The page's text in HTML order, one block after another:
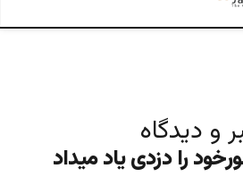
و دیدگاه
را دزدی یاد میداد